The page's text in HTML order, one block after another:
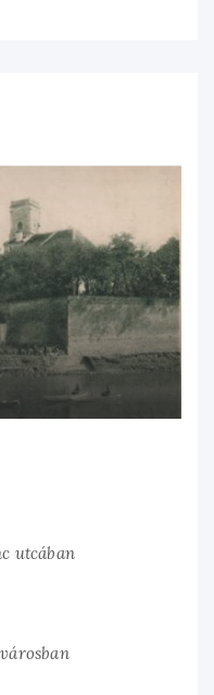
utcában